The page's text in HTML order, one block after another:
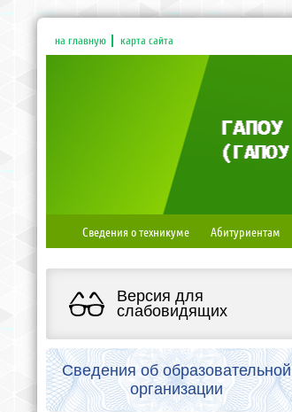
на главную карта сайта
Сведения о техникуме Абитуриентам
Версия для
слабовидящих
Сведения об образовательной
организации